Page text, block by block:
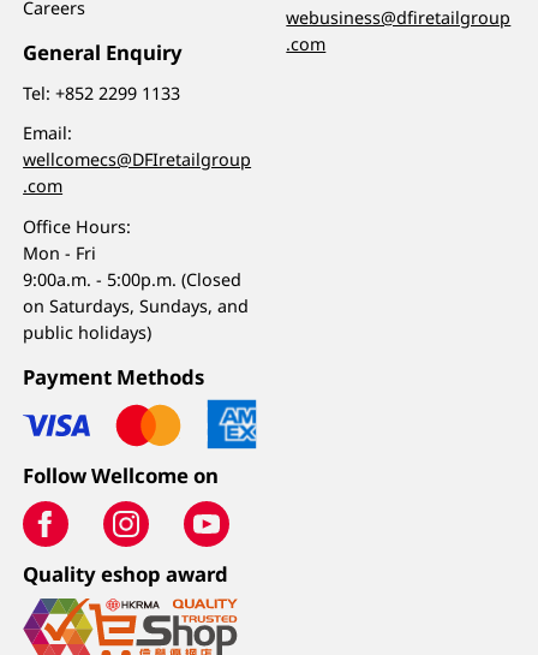
Careers
General Enquiry
Tel:+852 2299 1133
Email:
wellcomecs@DFIretailgroup
.com
Office Hours:
Mon - Fri
9:00a.m. - 5:00p.m. (Closed
on Saturdays, Sundays, and
public holidays)
webusiness@dfiretailgroup
.com
Payment Methods
Follow Wellcome on
Quality eshop award